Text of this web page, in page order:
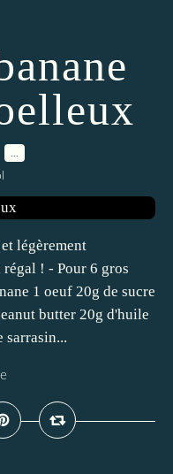
légèrement
! - Pour 6 gros
1 oeuf 20g de sucre
butter 20g d'huile
sarrasin...